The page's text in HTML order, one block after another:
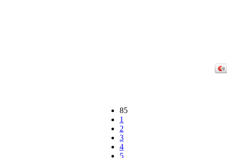
85
1
2
3
4
5